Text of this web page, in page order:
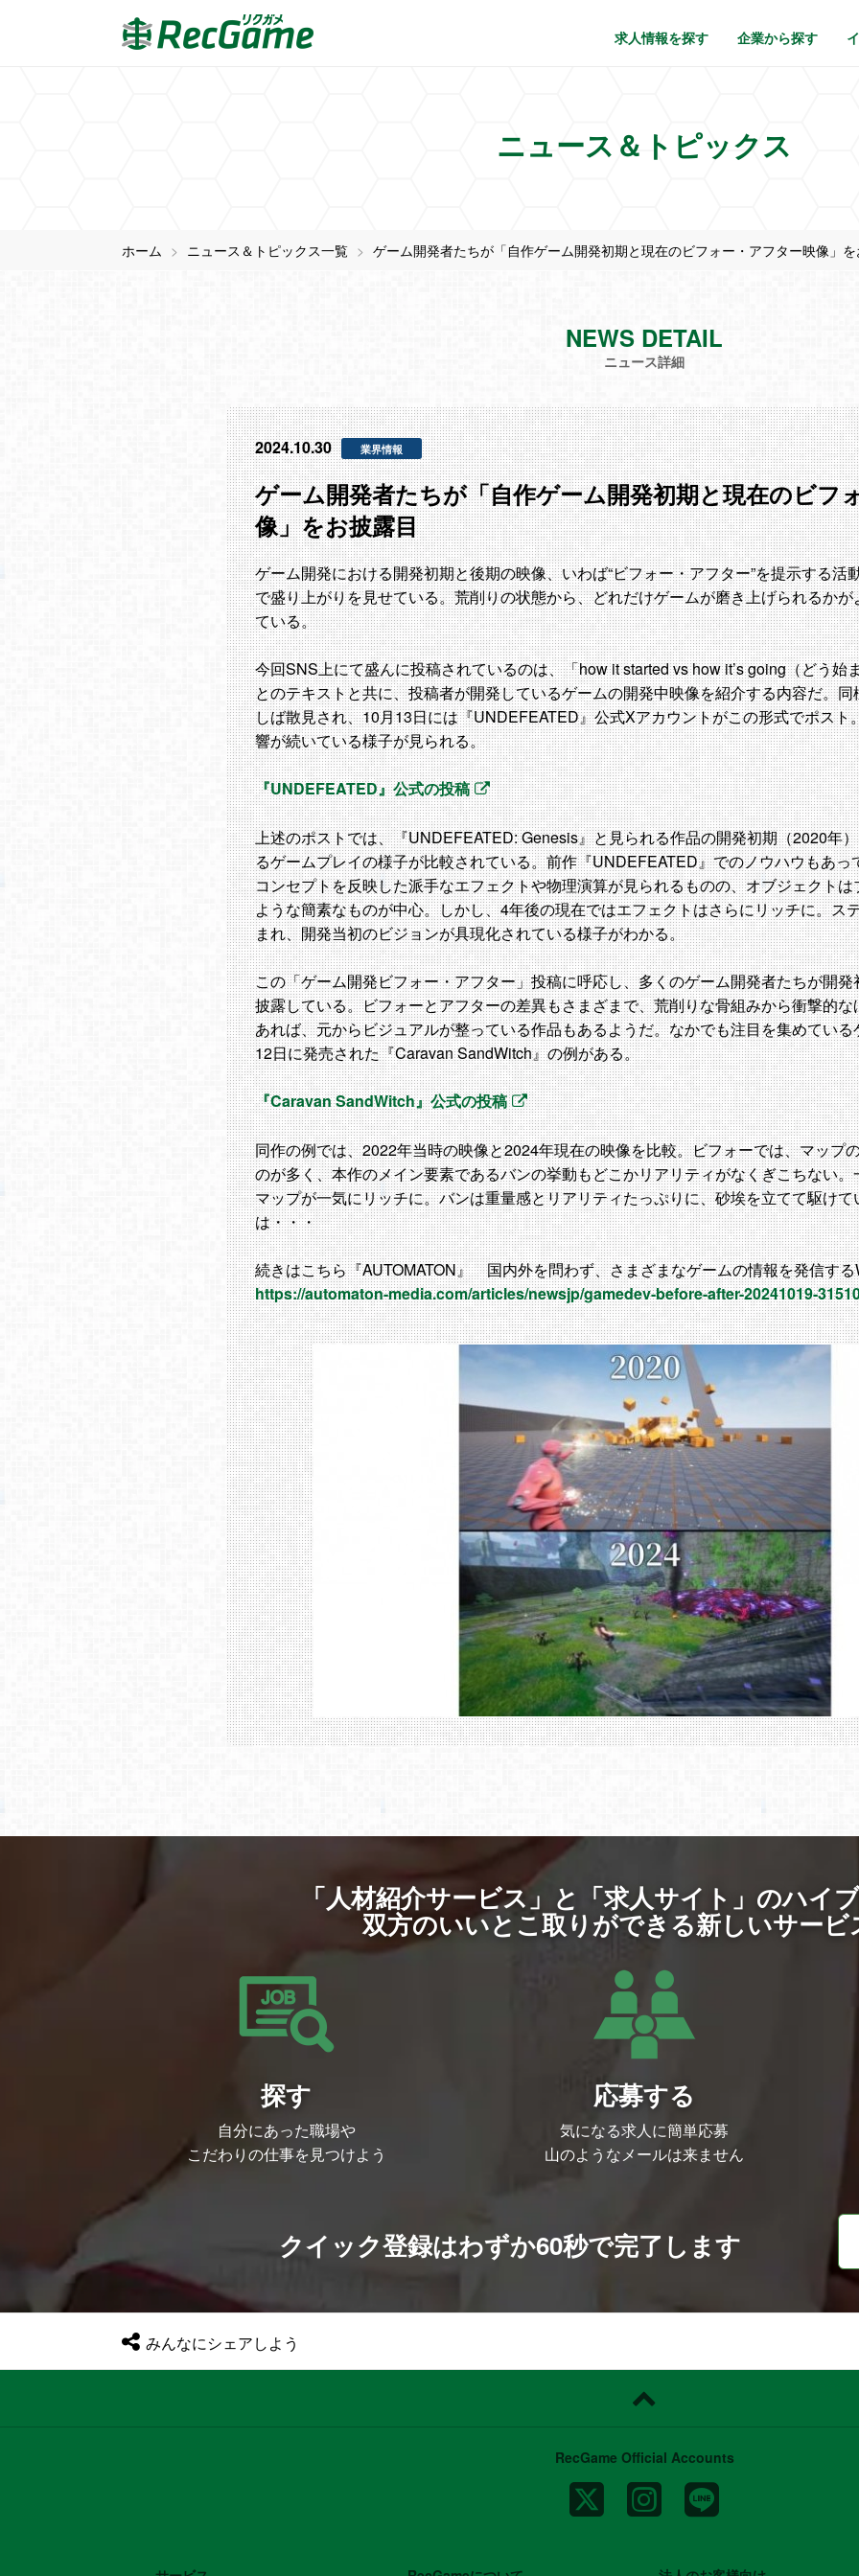
求人情報を探す 企業から探す
ニュース＆トピックス
ホーム ニュース＆トピックス一覧 ゲーム開発者たちが「自作ゲーム開発初期と現在のビフォー・アフター映像」
NEWS DETAIL
ニュース詳細
2024.10.30 業界情報
ゲーム開発者たちが「自作ゲーム開発初期と現在のビフ
像」をお披露目
ゲーム開発における開発初期と後期の映像、いわば“ビフォー・アフター”を提示する活
で盛り上がりを見せている。荒削りの状態から、どれだけゲームが磨き上げられるか
ている。
今回SNS上にて盛んに投稿されているのは、「how it started vs how it’s going（どう始
とのテキストと共に、投稿者が開発しているゲームの開発中映像を紹介する内容だ。
しば散見され、10月13日には『UNDEFEATED』公式Xアカウントがこの形式でポスト
響が続いている様子が見られる。
『UNDEFEATED』公式の投稿
上述のポストでは、『UNDEFEATED: Genesis』と見られる作品の開発初期（2020年
るゲームプレイの様子が比較されている。前作『UNDEFEATED』でのノウハウもあっ
コンセプトを反映した派手なエフェクトや物理演算が見られるものの、オブジェクト
ような簡素なものが中心。しかし、4年後の現在ではエフェクトはさらにリッチに。ス
まれ、開発当初のビジョンが具現化されている様子がわかる。
この「ゲーム開発ビフォー・アフター」投稿に呼応し、多くのゲーム開発者たちが開
披露している。ビフォーとアフターの差異もさまざまで、荒削りな骨組みから衝撃的
あれば、元からビジュアルが整っている作品もあるようだ。なかでも注目を集めてい
12日に発売された『Caravan SandWitch』の例がある。
『Caravan SandWitch』公式の投稿
同作の例では、2022年当時の映像と2024年現在の映像を比較。ビフォーでは、マップ
のが多く、本作のメイン要素であるバンの挙動もどこかリアリティがなくぎこちない
マップが一気にリッチに。バンは重量感とリアリティたっぷりに、砂埃を立てて駆け
は・・・
続きはこちら『AUTOMATON』 国内外を問わず、さまざまなゲームの情報を発信す
https://automaton-media.com/articles/newsjp/gamedev-before-after-20241019-
「人材紹介サービス」と「求人サイト」のハイ
双方のいいとこ取りができる新しいサービ
探す
自分にあった職場や
こだわりの仕事を見つけよう
応募する
気になる求人に簡単応募
山のようなメールは来ません
クイック登録はわずか60秒で完了します
みんなにシェアしよう
RecGame Official Accounts